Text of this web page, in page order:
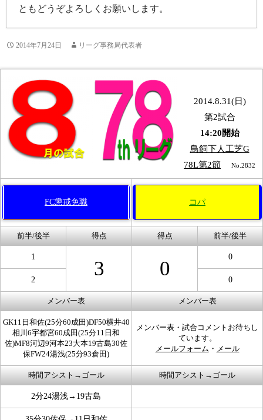
ともどうぞよろしくお願いします。
2014年7月24日 リーグ事務局代表者
2014.8.31(日)
第2試合
14:20開始
鳥飼下人工芝G
78L第2節
No.2832
FC懲戒免職 コパ
前半/後半 得点 得点 前半/後半
1
3 0
0
2 0
メンバー表 メンバー表
GK11日和佐(25分60成田)DF50横井40
相川6宇都宮60成田(25分11日和
佐)MF8河辺9河本23大本19古島30佐
保FW24湯浅(25分93倉田)
メンバー表・試合コメントお待ちし
ています。
メールフォーム ・ メール
時間アシスト→ゴール 時間アシスト→ゴール
2分24湯浅→19古島